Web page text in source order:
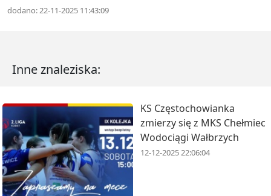
dodano: 22-11-2025 11:43:09
Inne znaleziska:
KS Częstochowianka
zmierzy się z MKS Chełmiec
Wodociągi Wałbrzych
12-12-2025 22:06:04